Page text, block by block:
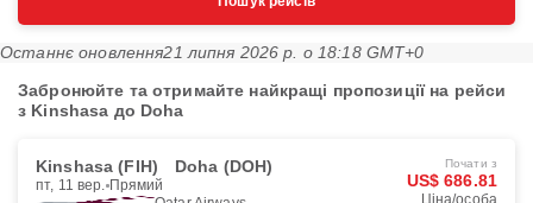
Останнє оновлення21 липня 2026 р. о 18:18 GMT+0
Забронюйте та отримайте найкращі пропозиції на рейси
з Kinshasa до Doha
Kinshasa (FIH) Doha (DOH)
пт, 11 вер. Прямий
Почати з
US$ 686.81
Ціна/особа